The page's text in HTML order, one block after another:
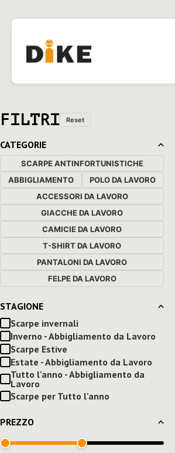
FILTRI Reset
CATEGORIE
SCARPE ANTINFORTUNISTICHE
ABBIGLIAMENTO
POLO DA LAVORO
ACCESSORI DA LAVORO
GIACCHE DA LAVORO
CAMICIE DA LAVORO
T-SHIRT DA LAVORO
PANTALONI DA LAVORO
FELPE DA LAVORO
STAGIONE
Scarpe invernali
Inverno - Abbigliamento da Lavoro
Scarpe Estive
Estate - Abbigliamento da Lavoro
Tutto l'anno - Abbigliamento da
Lavoro
Scarpe per Tutto l'anno
PREZZO